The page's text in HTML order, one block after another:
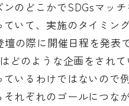
のどこかでSDGsマッ
ていて、実施のタイミン
の際に開催日程を発表
どのような企画をされて
いるわけではないので
れぞれのゴールにつな